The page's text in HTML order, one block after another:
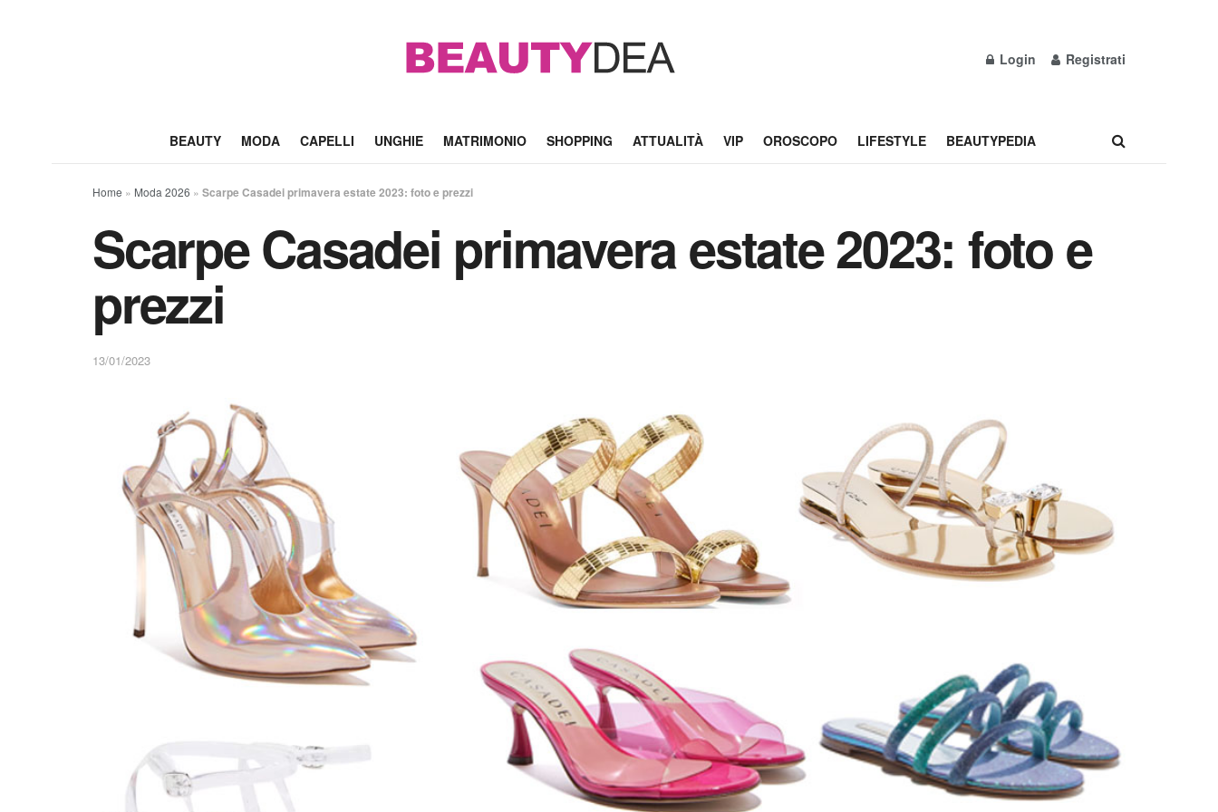
Login Registrati
BEAUTY MODA CAPELLI UNGHIE MATRIMONIO SHOPPING ATTUALITÀ VIP OROSCOPO LIFESTYLE BEAUTYPEDIA
Home » Moda 2026 » Scarpe Casadei primavera estate 2023: foto e prezzi
Scarpe Casadei primavera estate 2023: foto e
prezzi
13/01/2023